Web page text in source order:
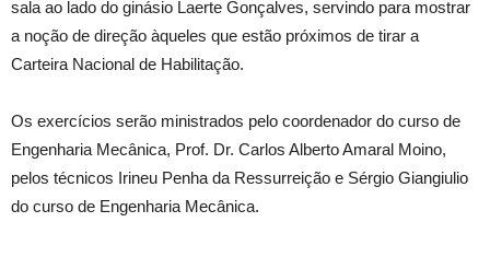
sala ao lado do ginásio Laerte Gonçalves, servindo para mostrar
a noção de direção àqueles que estão próximos de tirar a
Carteira Nacional de Habilitação.
Os exercícios serão ministrados pelo coordenador do curso de
Engenharia Mecânica, Prof. Dr. Carlos Alberto Amaral Moino,
pelos técnicos Irineu Penha da Ressurreição e Sérgio Giangiulio
do curso de Engenharia Mecânica.